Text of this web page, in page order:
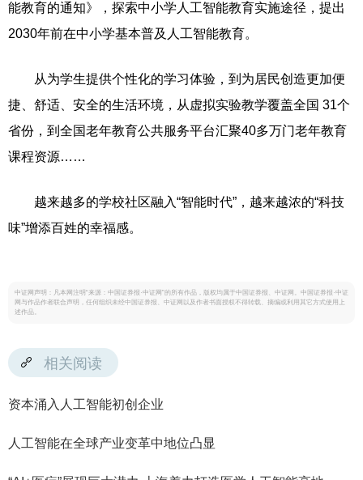
能教育的通知》，探索中小学人工智能教育实施途径，提出
2030年前在中小学基本普及人工智能教育。
从为学生提供个性化的学习体验，到为居民创造更加便
捷、舒适、安全的生活环境，从虚拟实验教学覆盖全国 31个
省份，到全国老年教育公共服务平台汇聚40多万门老年教育
课程资源……
越来越多的学校社区融入“智能时代”，越来越浓的“科技
味”增添百姓的幸福感。
中证网声明：凡本网注明“来源：中国证券报·中证网”的所有作品，版权均属于中国证券报、中证网。中国证券报·中证
网与作品作者联合声明，任何组织未经中国证券报、中证网以及作者书面授权不得转载、摘编或利用其它方式使用上
述作品。
相关阅读
资本涌入人工智能初创企业
人工智能在全球产业变革中地位凸显